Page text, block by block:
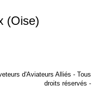
(Oise)
d'Aviateurs Alliés - Tous
droits réservés -